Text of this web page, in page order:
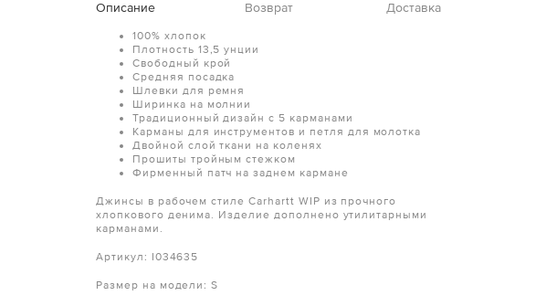
Описание Возврат Доставка
100% хлопок
Плотность 13,5 унции
Свободный крой
Средняя посадка
Шлевки для ремня
Ширинка на молнии
Традиционный дизайн с 5 карманами
Карманы для инструментов и петля для молотка
Двойной слой ткани на коленях
Прошиты тройным стежком
Фирменный патч на заднем кармане
Джинсы в рабочем стиле Carhartt WIP из прочного
хлопкового денима. Изделие дополнено утилитарными
карманами.
Артикул: I034635
Размер на модели: S